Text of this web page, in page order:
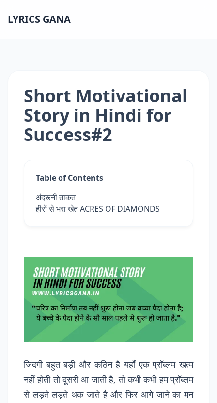
LYRICS GANA
Short Motivational
Story in Hindi for
Success#2
Table of Contents
अंदरूनी ताकत
हीरों से भरा खेत ACRES OF DIAMONDS
जिंदगी बहुत बड़ी और कठिन है यहाँ एक प्रॉब्लम खत्म
नहीं होती तो दूसरी आ जाती है, तो कभी कभी हम प्रॉब्लम
से लड़ते लड़ते थक जाते है और फिर आगे जाने का मन